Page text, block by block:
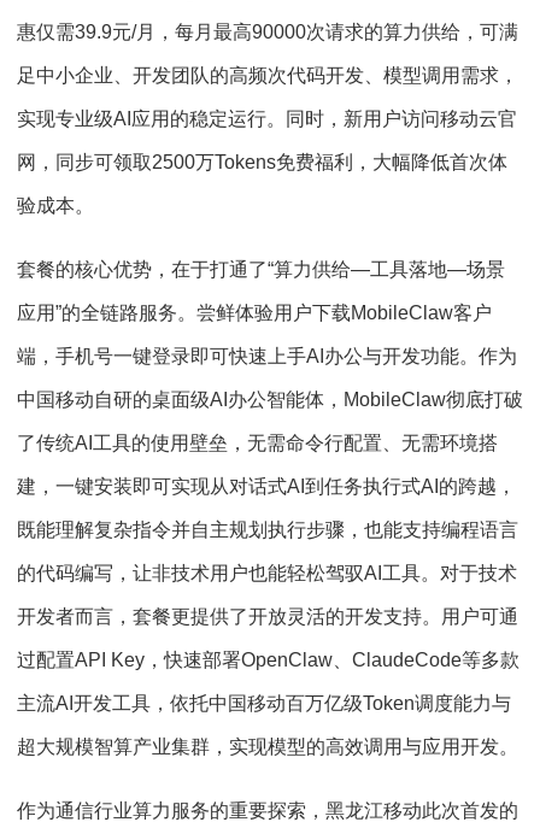
惠仅需39.9元/月，每月最高90000次请求的算力供给，可满
足中小企业、开发团队的高频次代码开发、模型调用需求，
实现专业级AI应用的稳定运行。同时，新用户访问移动云官
网，同步可领取2500万Tokens免费福利，大幅降低首次体
验成本。
套餐的核心优势，在于打通了“算力供给—工具落地—场景
应用”的全链路服务。尝鲜体验用户下载MobileClaw客户
端，手机号一键登录即可快速上手AI办公与开发功能。作为
中国移动自研的桌面级AI办公智能体，MobileClaw彻底打破
了传统AI工具的使用壁垒，无需命令行配置、无需环境搭
建，一键安装即可实现从对话式AI到任务执行式AI的跨越，
既能理解复杂指令并自主规划执行步骤，也能支持编程语言
的代码编写，让非技术用户也能轻松驾驭AI工具。对于技术
开发者而言，套餐更提供了开放灵活的开发支持。用户可通
过配置API Key，快速部署OpenClaw、ClaudeCode等多款
主流AI开发工具，依托中国移动百万亿级Token调度能力与
超大规模智算产业集群，实现模型的高效调用与应用开发。
作为通信行业算力服务的重要探索，黑龙江移动此次首发的